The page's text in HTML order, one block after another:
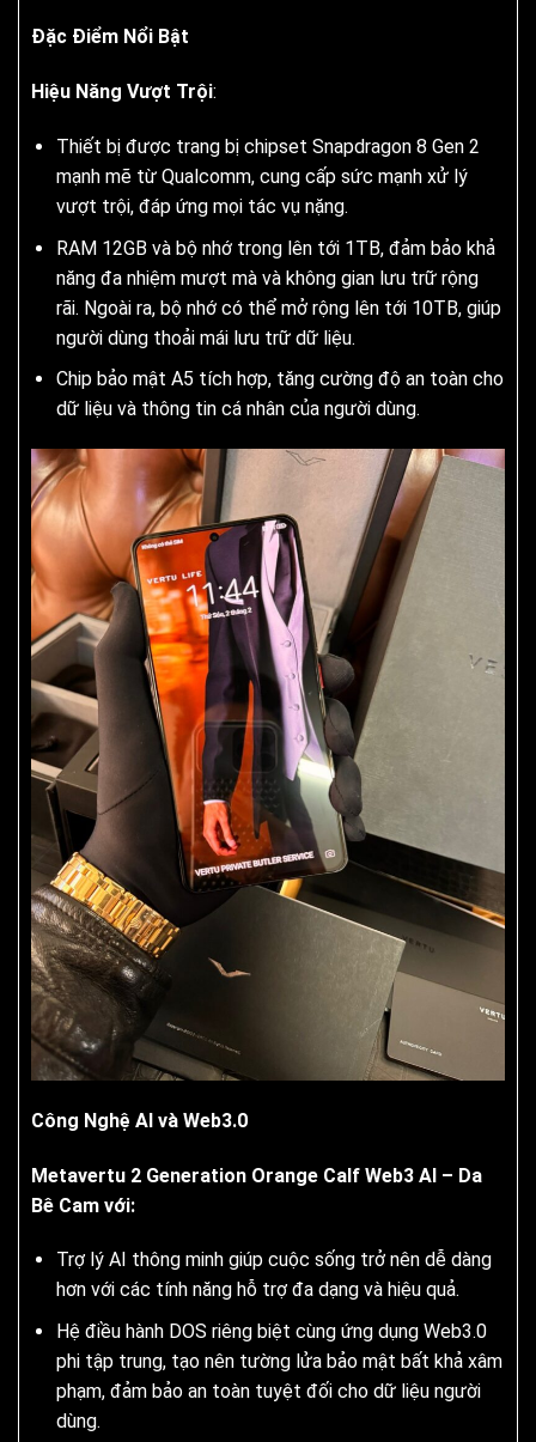
Đặc Điểm Nổi Bật
Hiệu Năng Vượt Trội:
Thiết bị được trang bị chipset Snapdragon 8 Gen 2
mạnh mẽ từ Qualcomm, cung cấp sức mạnh xử lý
vượt trội, đáp ứng mọi tác vụ nặng.
RAM 12GB và bộ nhớ trong lên tới 1TB, đảm bảo khả
năng đa nhiệm mượt mà và không gian lưu trữ rộng
rãi. Ngoài ra, bộ nhớ có thể mở rộng lên tới 10TB, giúp
người dùng thoải mái lưu trữ dữ liệu.
Chip bảo mật A5 tích hợp, tăng cường độ an toàn cho
dữ liệu và thông tin cá nhân của người dùng.
Công Nghệ AI và Web3.0
Metavertu 2 Generation Orange Calf Web3 AI – Da
Bê Cam với:
Trợ lý AI thông minh giúp cuộc sống trở nên dễ dàng
hơn với các tính năng hỗ trợ đa dạng và hiệu quả.
Hệ điều hành DOS riêng biệt cùng ứng dụng Web3.0
phi tập trung, tạo nên tường lửa bảo mật bất khả xâm
phạm, đảm bảo an toàn tuyệt đối cho dữ liệu người
dùng.